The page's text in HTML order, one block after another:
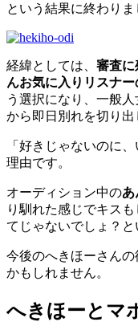
という結果に終わりま
経緯としては、 審査に
んお気に入りリスナ
う選択になり、一般
から即日別れを切り出
「好きじゃないのに
理由です。
オーディション中のあ
り馴れた感じでキス
てじゃないでしょ？と
今後のへきほーさん
かもしれません。
へきほーとマ